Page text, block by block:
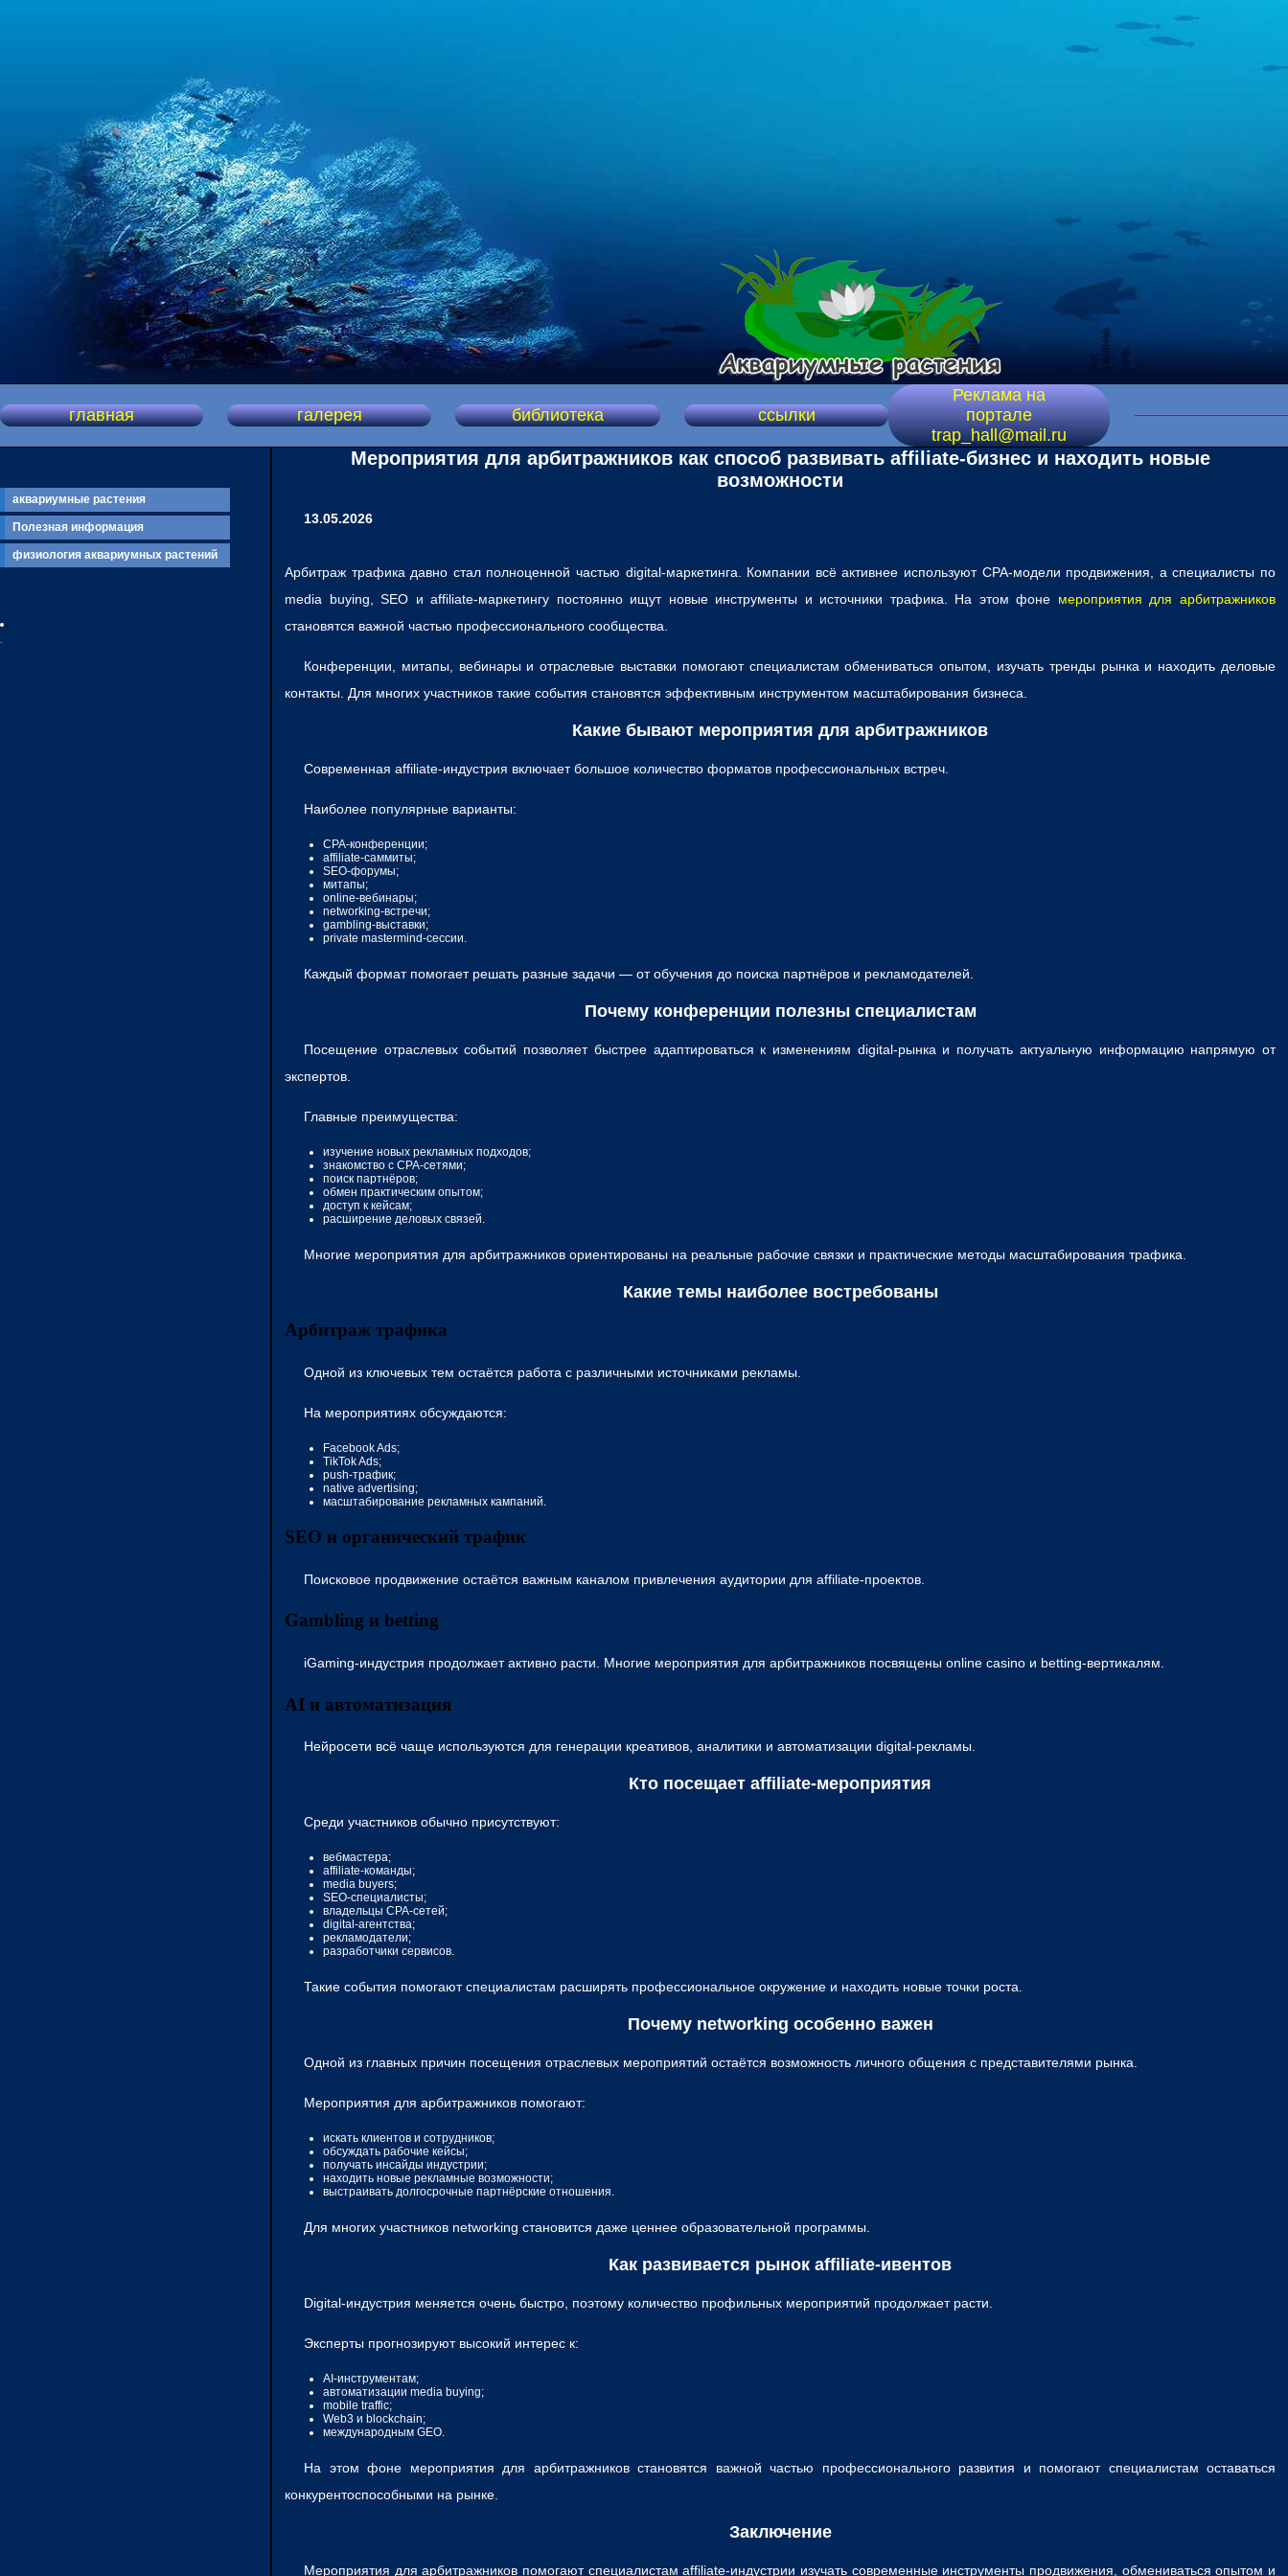
главная галерея библиотека ссылки
Реклама на
портале
trap_hall@mail.ru
аквариумные растения
Полезная информация
физиология аквариумных растений
Мероприятия для арбитражников как способ развивать affiliate-бизнес и находить новые
возможности
13.05.2026
Арбитраж трафика давно стал полноценной частью digital-маркетинга. Компании всё активнее используют CPA-модели продвижения, а специалисты по
media buying, SEO и affiliate-маркетингу постоянно ищут новые инструменты и источники трафика. На этом фоне мероприятия для арбитражников
становятся важной частью профессионального сообщества.
Конференции, митапы, вебинары и отраслевые выставки помогают специалистам обмениваться опытом, изучать тренды рынка и находить деловые
контакты. Для многих участников такие события становятся эффективным инструментом масштабирования бизнеса.
Какие бывают мероприятия для арбитражников
Современная affiliate-индустрия включает большое количество форматов профессиональных встреч.
Наиболее популярные варианты:
CPA-конференции;
affiliate-саммиты;
SEO-форумы;
митапы;
online-вебинары;
networking-встречи;
gambling-выставки;
private mastermind-сессии.
Каждый формат помогает решать разные задачи — от обучения до поиска партнёров и рекламодателей.
Почему конференции полезны специалистам
Посещение отраслевых событий позволяет быстрее адаптироваться к изменениям digital-рынка и получать актуальную информацию напрямую от
экспертов.
Главные преимущества:
изучение новых рекламных подходов;
знакомство с CPA-сетями;
поиск партнёров;
обмен практическим опытом;
доступ к кейсам;
расширение деловых связей.
Многие мероприятия для арбитражников ориентированы на реальные рабочие связки и практические методы масштабирования трафика.
Какие темы наиболее востребованы
Арбитраж трафика
Одной из ключевых тем остаётся работа с различными источниками рекламы.
На мероприятиях обсуждаются:
Facebook Ads;
TikTok Ads;
push-трафик;
native advertising;
масштабирование рекламных кампаний.
SEO и органический трафик
Поисковое продвижение остаётся важным каналом привлечения аудитории для affiliate-проектов.
Gambling и betting
iGaming-индустрия продолжает активно расти. Многие мероприятия для арбитражников посвящены online casino и betting-вертикалям.
AI и автоматизация
Нейросети всё чаще используются для генерации креативов, аналитики и автоматизации digital-рекламы.
Кто посещает affiliate-мероприятия
Среди участников обычно присутствуют:
вебмастера;
affiliate-команды;
media buyers;
SEO-специалисты;
владельцы CPA-сетей;
digital-агентства;
рекламодатели;
разработчики сервисов.
Такие события помогают специалистам расширять профессиональное окружение и находить новые точки роста.
Почему networking особенно важен
Одной из главных причин посещения отраслевых мероприятий остаётся возможность личного общения с представителями рынка.
Мероприятия для арбитражников помогают:
искать клиентов и сотрудников;
обсуждать рабочие кейсы;
получать инсайды индустрии;
находить новые рекламные возможности;
выстраивать долгосрочные партнёрские отношения.
Для многих участников networking становится даже ценнее образовательной программы.
Как развивается рынок affiliate-ивентов
Digital-индустрия меняется очень быстро, поэтому количество профильных мероприятий продолжает расти.
Эксперты прогнозируют высокий интерес к:
AI-инструментам;
автоматизации media buying;
mobile traffic;
Web3 и blockchain;
международным GEO.
На этом фоне мероприятия для арбитражников становятся важной частью профессионального развития и помогают специалистам оставаться
конкурентоспособными на рынке.
Заключение
Мероприятия для арбитражников помогают специалистам affiliate-индустрии изучать современные инструменты продвижения, обмениваться опытом и